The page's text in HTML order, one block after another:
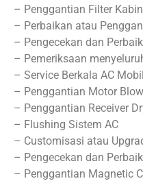
– Penggantian Filter Kabin
– Perbaikan atau
– Pengecekan dan
– Pemeriksaan
– Service Berkala AC Mobil
– Penggantian Motor
– Penggantian Receiver
– Flushing Sistem AC
– Customisasi atau
– Pengecekan dan
– Penggantian Magnetic